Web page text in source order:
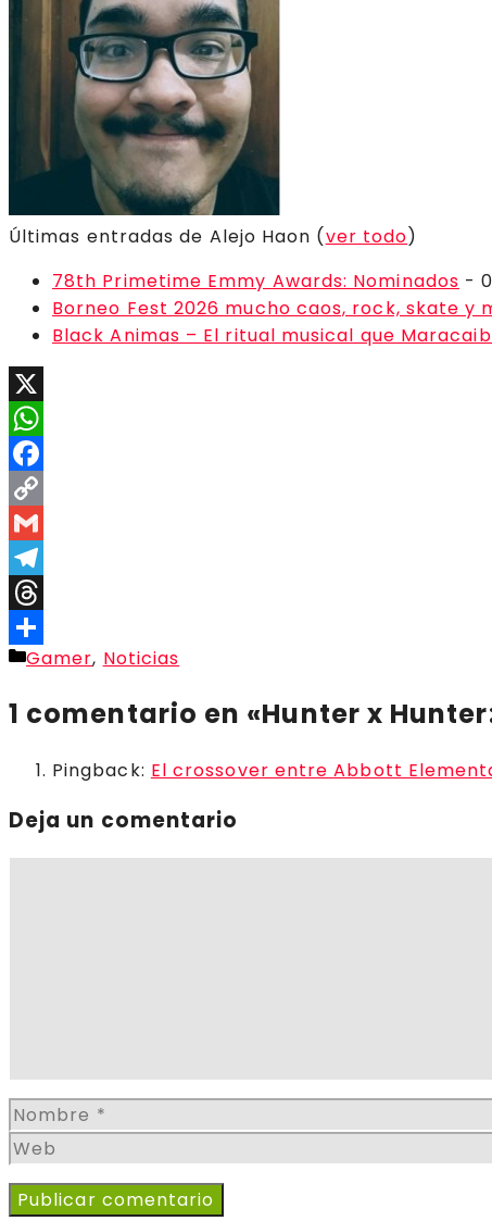
Últimas entradas de Alejo Haon (ver todo)
78th Primetime Emmy Awards: Nominados -
Borneo Fest 2026 mucho caos, rock, skate y
Black Animas – El ritual musical que
X
WhatsApp
Facebook
Copy
Link
Gmail
Telegram
Threads
Compartir
Categorías
Gamer, Noticias
1 comentario en «Hunter x
Pingback: El crossover entre Abbott
Deja un comentario
Nombre